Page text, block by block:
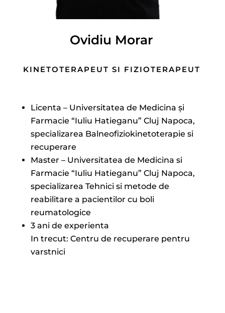
Ovidiu Morar
KINETOTERAPEUT SI FIZIOTERAPEUT
Licenta – Universitatea de Medicina și
Farmacie “Iuliu Hatieganu” Cluj Napoca,
specializarea Balneofiziokinetoterapie si
recuperare
Master – Universitatea de Medicina si
Farmacie “Iuliu Hatieganu” Cluj Napoca,
specializarea Tehnici si metode de
reabilitare a pacientilor cu boli
reumatologice
3 ani de experienta
In trecut: Centru de recuperare pentru
varstnici